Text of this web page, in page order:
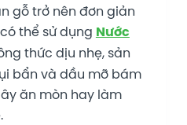
gỗ trở nên đơn giản
thể sử dụng Nước
thức dịu nhẹ, sản
bẩn và dầu mỡ bám
ăn mòn hay làm